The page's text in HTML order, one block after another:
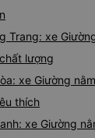
Trang: xe
lượng
xe Giường
thích
xe Giường